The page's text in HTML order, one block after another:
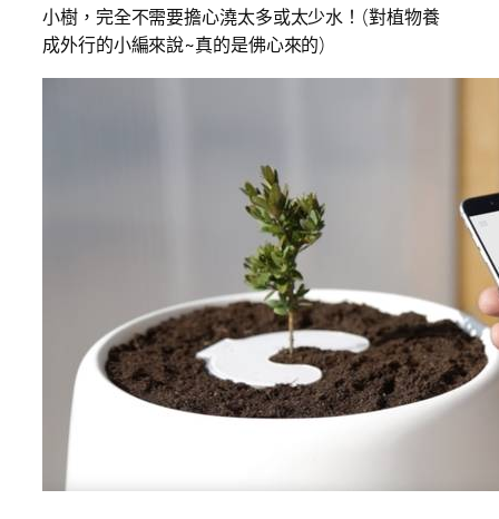
小樹，完全不需要擔心澆太多或太少水！(對植物養
成外行的小編來說~真的是佛心來的)